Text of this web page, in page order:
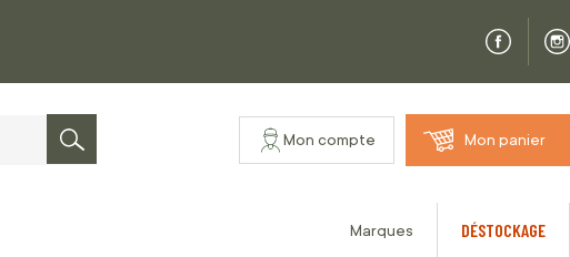
Rechercher
Mon compte Mon panier
Marques DÉSTOCKAGE